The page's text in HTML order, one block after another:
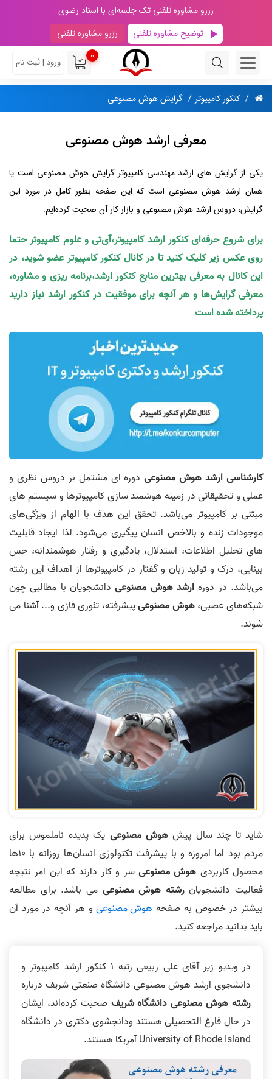
رزرو مشاوره تلفنی تک جلسه‌ای با استاد رضوی
توضیح مشاوره تلفنی
رزرو مشاوره تلفنی
0
ورود | ثبت نام
کنکور کامپیوتر گرایش هوش مصنوعی
معرفی ارشد هوش مصنوعی
یکی از گرایش‌ های ارشد مهندسی کامپیوتر گرایش هوش مصنوعی است یا
همان ارشد هوش مصنوعی است که این صفحه بطور کامل در مورد این
گرایش، دروس ارشد هوش مصنوعی و بازار کار آن صحبت کرده‌ایم.
برای شروع حرفه‌ای کنکور ارشد کامپیوتر،آی‌تی و علوم کامپیوتر حتما
روی عکس زیر کلیک کنید تا در کانال کنکور کامپیوتر عضو شوید، در
این کانال به معرفی بهترین منابع کنکور ارشد،برنامه ریزی و مشاوره،
معرفی گرایش‌ها و هر آنچه برای موفقیت در کنکور ارشد نیاز دارید
پرداخته شده است
کارشناسی ارشد هوش مصنوعیدوره ای مشتمل بر دروس نظری و
عملی و تحقیقاتی در زمینه هوشمند‌ سازی کامپیوترها و سیستم های
مبتنی بر کامپیوتر می‌باشد. تحقق این هدف با الهام از ویژگی‌های
موجودات زنده و بالاخص انسان پیگیری می‌شود. لذا ایجاد قابلیت
های تحلیل اطلاعات، استدلال، یادگیری و رفتار هوشمندانه، حس
بینایی، درک و تولید زبان و گفتار در کامپیوترها از اهداف این رشته
می‌باشد. در دوره ارشد هوش مصنوعیدانشجویان با مطالبی چون
شبکه‌های عصبی،هوش مصنوعیپیشرفته، تئوری فازی و... آشنا می
شوند.
شاید تا چند سال پیش هوش مصنوعی یک پدیده ناملموس برای
مردم بود اما امروزه و با پیشرفت تکنولوژی انسان‌ها روزانه با 10ها
محصول کاربردی هوش مصنوعی سر و کار دارند که این امر نتیجه
فعالیت دانشجویانرشته هوش مصنوعی می باشد. برای مطالعه
بیشتر در خصوص به صفحه هوش مصنوعیو هر آنچه در مورد آن
باید بدانید مراجعه کنید.
در ویدیو زیر آقای علی ربیعی رتبه 1 کنکور ارشد کامپیوتر و
دانشجوی ارشد هوش مصنوعی دانشگاه صنعتی شریف درباره
رشته هوش مصنوعی دانشگاه شریف صحبت کرده‌اند، ایشان
در حال فارغ التحصیلی هستند ودانجشوی دکتری در دانشگاه
University of Rhode Island آمریکا هستند.